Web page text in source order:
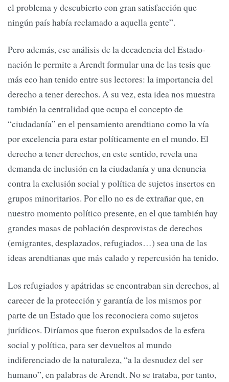
el problema y descubierto con gran satisfacción que
ningún país había reclamado a aquella gente”.
Pero además, ese análisis de la decadencia del Estado-
nación le permite a Arendt formular una de las tesis que
más eco han tenido entre sus lectores: la importancia del
derecho a tener derechos. A su vez, esta idea nos muestra
también la centralidad que ocupa el concepto de
“ciudadanía” en el pensamiento arendtiano como la vía
por excelencia para estar políticamente en el mundo. El
derecho a tener derechos, en este sentido, revela una
demanda de inclusión en la ciudadanía y una denuncia
contra la exclusión social y política de sujetos insertos en
grupos minoritarios. Por ello no es de extrañar que, en
nuestro momento político presente, en el que también hay
grandes masas de población desprovistas de derechos
(emigrantes, desplazados, refugiados…) sea una de las
ideas arendtianas que más calado y repercusión ha tenido.
Los refugiados y apátridas se encontraban sin derechos, al
carecer de la protección y garantía de los mismos por
parte de un Estado que los reconociera como sujetos
jurídicos. Diríamos que fueron expulsados de la esfera
social y política, para ser devueltos al mundo
indiferenciado de la naturaleza, “a la desnudez del ser
humano”, en palabras de Arendt. No se trataba, por tanto,